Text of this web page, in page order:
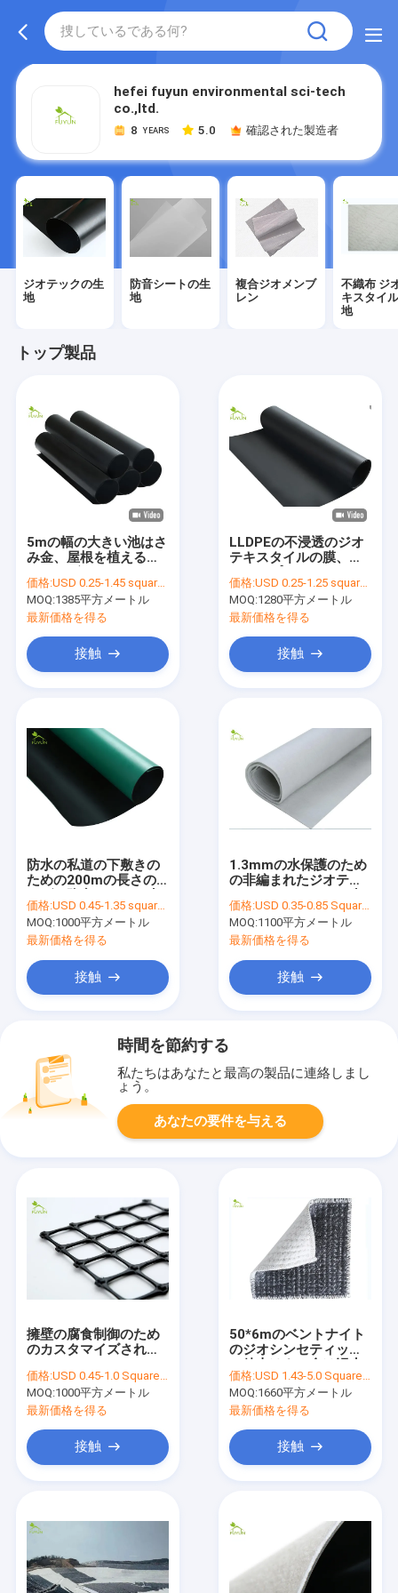
hefei fuyun environmental sci-tech
co.,ltd.
8 YEARS 5.0 確認された製造者
ジオテックの生
地
防音シートの生
地
複合ジオメンブ
レン
不織布 ジ
キスタイ
地
トップ製品
5mの幅の大きい池はさ
み金、屋根を植えるた
スタイルの排水の生地
価格:USD 0.25-1.45 square meters
MOQ:1385平方メートル
最新価格を得る
接触
LLDPEの不浸透のジオ
テキスタイルの膜、ナ
黒い池はさみ金
価格:USD 0.25-1.25 square meters
MOQ:1280平方メートル
最新価格を得る
接触
防水の私道の下敷きの
ための200mの長さの
地
価格:USD 0.45-1.35 square meters
MOQ:1000平方メートル
最新価格を得る
接触
1.3mmの水保護のため
の非編まれたジオテキ
地の膜
価格:USD 0.35-0.85 Square Meter
MOQ:1100平方メートル
最新価格を得る
接触
時間を節約する
私たちはあなたと最高の製品に連絡しまし
ょう。
あなたの要件を与える
擁壁の腐食制御のため
のカスタマイズされた
生地
価格:USD 0.45-1.0 Square Meter
MOQ:1000平方メートル
最新価格を得る
接触
50*6mのベントナイト
のジオシンセティック
処理プラントのために
一面をおおう
価格:USD 1.43-5.0 Square Meter
MOQ:1660平方メートル
最新価格を得る
接触